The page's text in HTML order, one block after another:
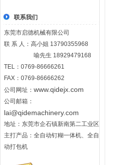
联系我们
东莞市启德机械有限公司
联 系 人：高小姐 13790355968
喻先生 18929479168
TEL：0769-86666261
FAX：0769-86666262
公司网址： www.qidejx.com
公司邮箱：
lai@qidemachinery.com
地址：东莞市企石镇新南第二工业区
主打产品： 全自动钉糊一体机、 全自
动打包机